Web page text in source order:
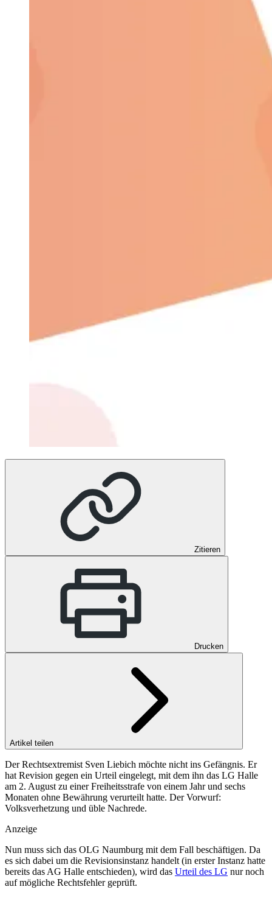
Zitieren
Drucken
Artikel teilen
Der Rechtsextremist Sven Liebich möchte nicht ins Gefängnis. Er
hat Revision gegen ein Urteil eingelegt, mit dem ihn das LG Halle
am 2. August zu einer Freiheitsstrafe von einem Jahr und sechs
Monaten ohne Bewährung verurteilt hatte. Der Vorwurf:
Volksverhetzung und üble Nachrede.
Anzeige
Nun muss sich das OLG Naumburg mit dem Fall beschäftigen. Da
es sich dabei um die Revisionsinstanz handelt (in erster Instanz hatte
bereits das AG Halle entschieden), wird das Urteil des LG nur noch
auf mögliche Rechtsfehler geprüft.